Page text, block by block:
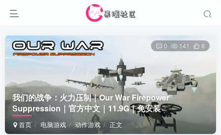
我们的战争：火力压制｜Our War Firepower
Suppression｜官方中文｜11.9G｜免安装
首页 电脑游戏 动作游戏 正文
0 141 8